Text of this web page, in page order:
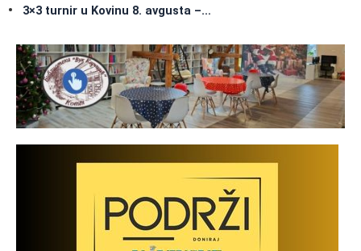
3×3 turnir u Kovinu 8. avgusta –…